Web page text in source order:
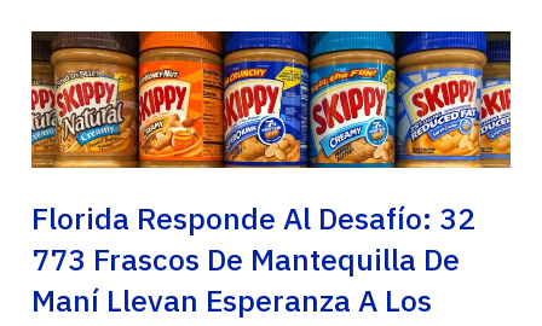
Florida Responde Al Desafío: 32
773 Frascos De Mantequilla De
Maní Llevan Esperanza A Los